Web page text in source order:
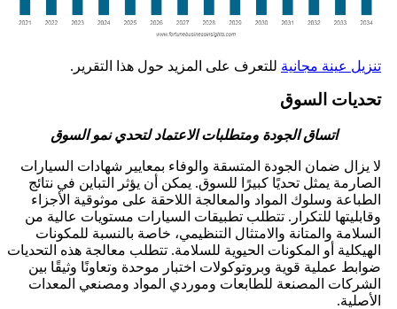
تنزيل عينة مجانيةللتعرف على المزيد حول هذا التقرير.
تحديات السوق
اتساق الجودة ومتطلبات الاعتماد لتحدي نمو السوق
لا يزال ضمان الجودة المتسقة والوفاء بمعايير شهادات السيارات
الصارمة يمثل تحديًا كبيرًا للسوق. يمكن أن يؤثر التباين في نتائج
الطباعة وسلوك المواد والمعالجة اللاحقة على موثوقية الأجزاء
وقابليتها للتكرار. تتطلب تطبيقات السيارات مستويات عالية من
السلامة والمتانة والامتثال التنظيمي، خاصة بالنسبة للمكونات
الهيكلية أو المكونات الحيوية للسلامة. تتطلب معالجة هذه التحديات
ضوابط عملية قوية وبروتوكولات اختبار موحدة وتعاونًا وثيقًا بين
الشركات المصنعة للطابعات وموردي المواد ومصنعي المعدات
الأصلية.